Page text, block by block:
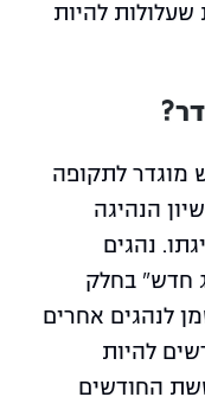
שעלולות להיות
מוגדר לתקופה
הנהיגה
נהגים
חדש" בחלק
לנהגים אחרים
להיות
החודשים